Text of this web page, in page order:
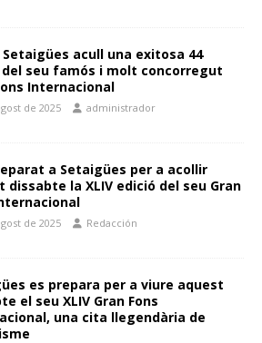
Setaigües acull una exitosa 44
del seu famós i molt concorregut
Internacional
de 2025 administrador
a Setaigües per a acollir
dissabte la XLIV edició del seu Gran
de 2025 Redacción
es prepara per a viure aquest
el seu XLIV Gran Fons
una cita llegendària de